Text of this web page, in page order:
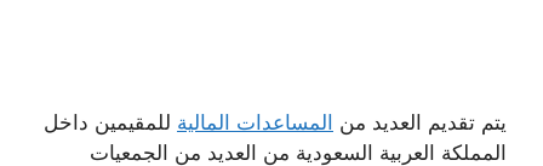
يتم تقديم العديد من المساعدات المالية للمقيمين داخل
المملكة العربية السعودية من العديد من الجمعيات